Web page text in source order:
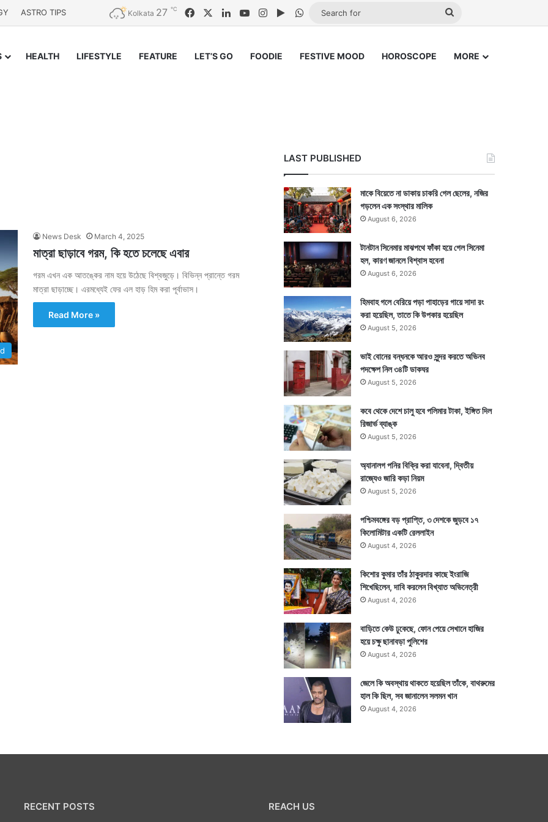
ASTRO TIPS Kolkata 27 ℃ FacebookLinkedInYouTubeInstagramGoogle Play
WhatsApp
Search
HEALTH LIFESTYLE FEATURE LET’S GO FOODIE FESTIVE MOOD HOROSCOPE MORE
News Desk March 4, 2025
মাত্রা ছাড়াবে গরম, কি হতে চলেছে এবার
গরম এখন এক আতঙ্কের নাম হয়ে উঠেছে বিশ্বজুড়ে। বিভিন্ন প্রান্তে গরম
মাত্রা ছাড়াচ্ছে। এরমধ্যেই ফের এল হাড় হিম করা পূর্বাভাস।
Read More »
LAST PUBLISHED
মাকে বিয়েতে না ডাকায় চাকরি গেল ছেলের, নজির
গড়লেন এক সংস্থার মালিক
August 6, 2026
টানটান সিনেমার মাঝপথে ফাঁকা হয়ে গেল সিনেমা
হল, কারণ জানলে বিশ্বাস হবেনা
August 6, 2026
হিমবাহ গলে বেরিয়ে পড়া পাহাড়ের গায়ে সাদা রং
করা হয়েছিল, তাতে কি উপকার হয়েছিল
August 5, 2026
ভাই বোনের বন্ধনকে আরও সুন্দর করতে অভিনব
পদক্ষেপ নিল ৩৪টি ডাকঘর
August 5, 2026
কবে থেকে দেশে চালু হবে পলিমার টাকা, ইঙ্গিত দিল
রিজার্ভ ব্যাঙ্ক
August 5, 2026
অ্যানালগ পনির বিক্রি করা যাবেনা, দ্বিতীয়
রাজ্যেও জারি কড়া নিয়ম
August 5, 2026
পশ্চিমবঙ্গের বড় প্রাপ্তি, ৩ দেশকে জুড়বে ১৭
কিলোমিটার একটি রেললাইন
August 4, 2026
কিশোর কুমার তাঁর ঠাকুরদার কাছে ইংরাজি
শিখেছিলেন, দাবি করলেন বিখ্যাত অভিনেত্রী
August 4, 2026
বাড়িতে কেউ ঢুকেছে, ফোন পেয়ে সেখানে হাজির
হয়ে চক্ষু ছানাবড়া পুলিশের
August 4, 2026
জেলে কি অবস্থায় থাকতে হয়েছিল তাঁকে, বাথরুমের
হাল কি ছিল, সব জানালেন সলমন খান
August 4, 2026
RECENT POSTS REACH US